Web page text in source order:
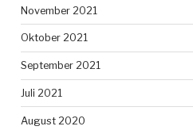
November 2021
Oktober 2021
September 2021
Juli 2021
August 2020